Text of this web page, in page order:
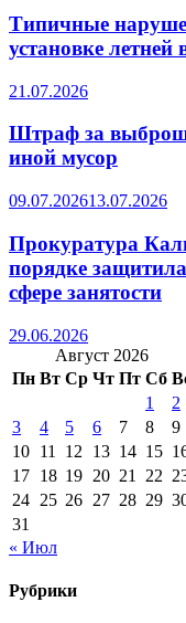
Типичные
установке
21.07.2026
Штраф за
иной мусор
09.07.202613.07.2026
Прокуратура
порядке
сфере занятости
29.06.2026
Август 2026
Пн Вт Ср Чт Пт Сб
1
2
3
4 5 6 7 8
9
10 11 12 13 14 15
17 18 19 20 21 22
24 25 26 27 28 29
31
« Июл
Рубрики